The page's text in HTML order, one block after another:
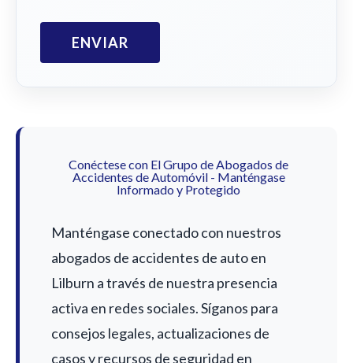
Conéctese con El Grupo de Abogados de
Accidentes de Automóvil - Manténgase
Informado y Protegido
Manténgase conectado con nuestros
abogados de accidentes de auto en
Lilburn a través de nuestra presencia
activa en redes sociales. Síganos para
consejos legales, actualizaciones de
casos y recursos de seguridad en